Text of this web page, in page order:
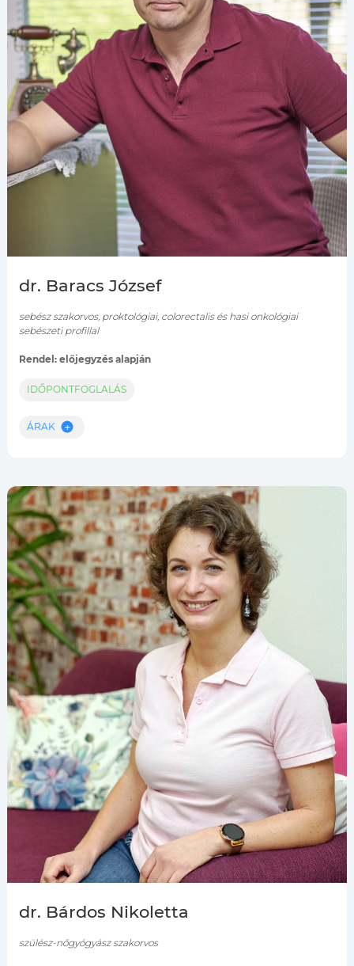
dr. Baracs József
sebész szakorvos, proktológiai, colorectalis és hasi onkológiai
sebészeti profillal
Rendel: előjegyzés alapján
IDŐPONTFOGLALÁS
ÁRAK
dr. Bárdos Nikoletta
szülész-nőgyógyász szakorvos